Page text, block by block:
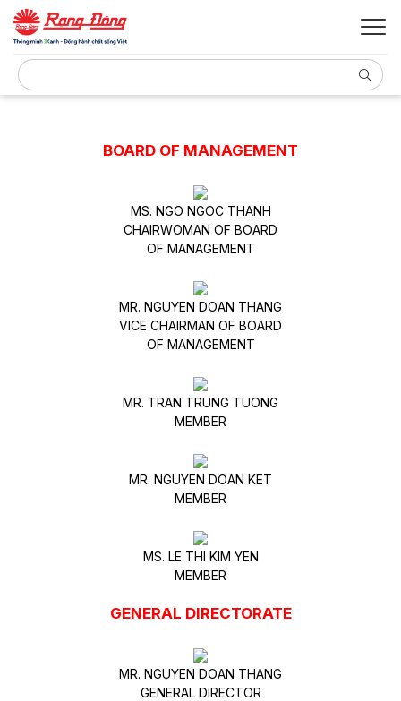
BOARD OF MANAGEMENT
MS. NGO NGOC THANH
CHAIRWOMAN OF BOARD
OF MANAGEMENT
MR. NGUYEN DOAN THANG
VICE CHAIRMAN OF BOARD
OF MANAGEMENT
MR. TRAN TRUNG TUONG
MEMBER
MR. NGUYEN DOAN KET
MEMBER
MS. LE THI KIM YEN
MEMBER
GENERAL DIRECTORATE
MR. NGUYEN DOAN THANG
GENERAL DIRECTOR